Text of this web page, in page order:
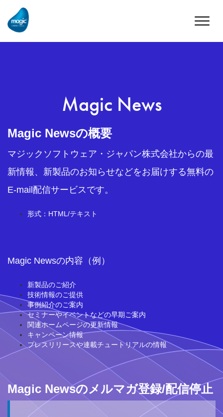
Toggle
Magic News
Magic Newsの概要
マジックソフトウェア・ジャパン株式会社からの最
新情報、新製品のお知らせなどをお届けする無料の
E-mail配信サービスです。
形式：HTML/テキスト
Magic Newsの内容（例）
新製品のご紹介
技術情報のご提供
事例紹介のご案内
セミナーやイベントなどの早期ご案内
関連ホームページの更新情報
キャンペーン情報
プレスリリースや連載チュートリアルの情報
Magic Newsのメルマガ登録/配信停止